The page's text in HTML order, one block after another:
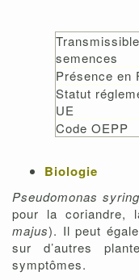
semences
Présence en
Statut
UE
Code OEPP
Biologie
Pseudomonas
pour la coriandre,
majus). Il peut
sur d’autres
symptômes.